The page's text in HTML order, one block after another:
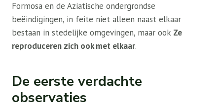
Formosa en de Aziatische ondergrondse
beëindigingen, in feite niet alleen naast elkaar
bestaan ​​in stedelijke omgevingen, maar ook Ze
reproduceren zich ook met elkaar.
De eerste verdachte
observaties